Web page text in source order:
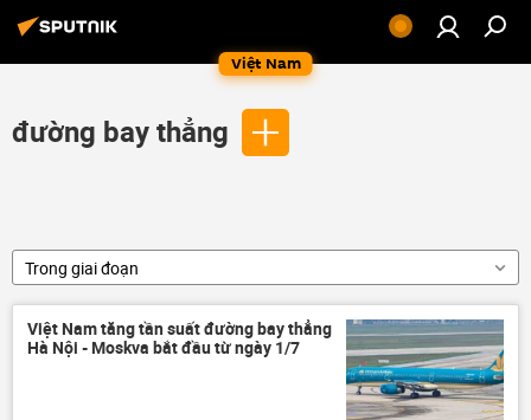
Việt Nam
đường bay thẳng
Trong giai đoạn
Việt Nam tăng tần suất đường bay thẳng
Hà Nội - Moskva bắt đầu từ ngày 1/7